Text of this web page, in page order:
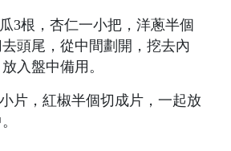
3根，杏仁一小把，洋蔥半個
頭尾，從中間劃開，挖去內
入盤中備用。
片，紅椒半個切成片，一起放